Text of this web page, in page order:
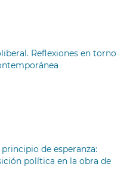
Reflexiones en torno
de esperanza:
política en la obra de